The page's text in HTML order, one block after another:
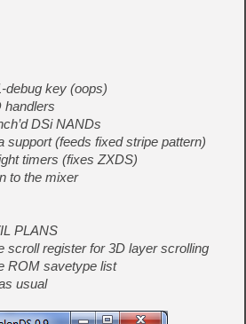
debug key (oops)
handlers
DSi NANDs
support (feeds fixed stripe pattern)
timers (fixes ZXDS)
to the mixer
PLANS
scroll register for 3D layer scrolling
ROM savetype list
usual